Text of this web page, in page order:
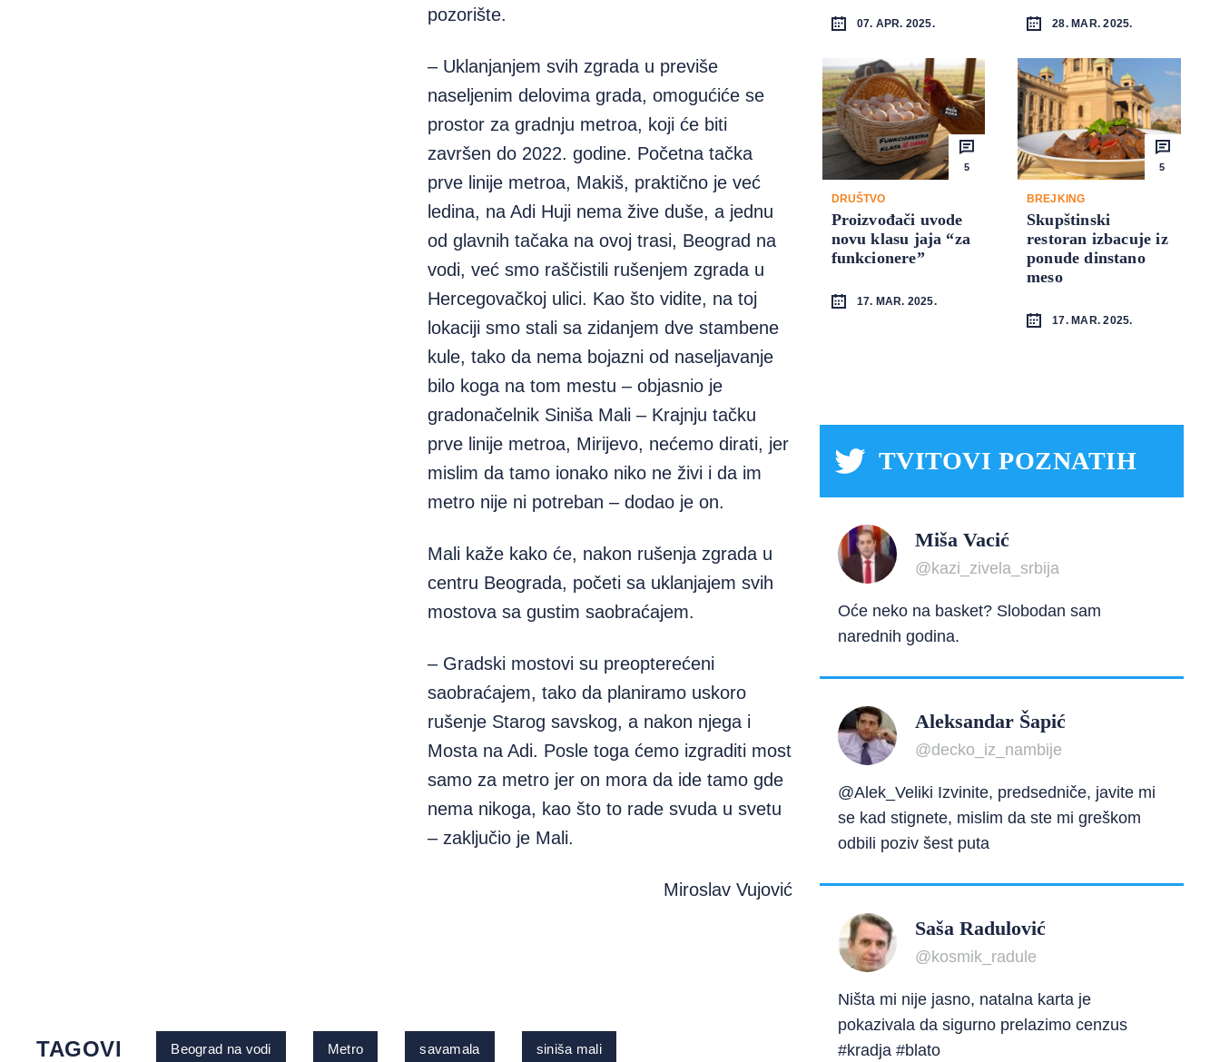
pozorište.
– Uklanjanjem svih zgrada u previše
naseljenim delovima grada, omogućiće se
prostor za gradnju metroa, koji će biti
završen do 2022. godine. Početna tačka
prve linije metroa, Makiš, praktično je već
ledina, na Adi Huji nema žive duše, a jednu
od glavnih tačaka na ovoj trasi, Beograd na
vodi, već smo raščistili rušenjem zgrada u
Hercegovačkoj ulici. Kao što vidite, na toj
lokaciji smo stali sa zidanjem dve stambene
kule, tako da nema bojazni od naseljavanje
bilo koga na tom mestu – objasnio je
gradonačelnik Siniša Mali – Krajnju tačku
prve linije metroa, Mirijevo, nećemo dirati, jer
mislim da tamo ionako niko ne živi i da im
metro nije ni potreban – dodao je on.
Mali kaže kako će, nakon rušenja zgrada u
centru Beograda, početi sa uklanjajem svih
mostova sa gustim saobraćajem.
– Gradski mostovi su preopterećeni
saobraćajem, tako da planiramo uskoro
rušenje Starog savskog, a nakon njega i
Mosta na Adi. Posle toga ćemo izgraditi most
samo za metro jer on mora da ide tamo gde
nema nikoga, kao što to rade svuda u svetu
– zaključio je Mali.
Miroslav Vujović
TAGOVI Beograd na vodi Metro savamala siniša mali
07. APR. 2025. 28. MAR. 2025.
5
DRUŠTVO
Proizvođači uvode
novu klasu jaja “za
funkcionere”
17. MAR. 2025.
5
BREJKING
Skupštinski
restoran izbacuje iz
ponude dinstano
meso
17. MAR. 2025.
TVITOVI POZNATIH
Miša Vacić
@kazi_zivela_srbija
Oće neko na basket? Slobodan sam
narednih godina.
Aleksandar Šapić
@decko_iz_nambije
@Alek_Veliki Izvinite, predsedniče, javite mi
se kad stignete, mislim da ste mi greškom
odbili poziv šest puta
Saša Radulović
@kosmik_radule
Ništa mi nije jasno, natalna karta je
pokazivala da sigurno prelazimo cenzus
#kradja #blato